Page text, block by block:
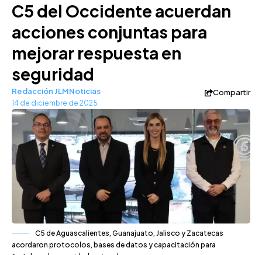
C5 del Occidente acuerdan
acciones conjuntas para
mejorar respuesta en
seguridad
Redacción JLMNoticias
14 de diciembre de 2025
Compartir
C5 de Aguascalientes, Guanajuato, Jalisco y Zacatecas
acordaron protocolos, bases de datos y capacitación para